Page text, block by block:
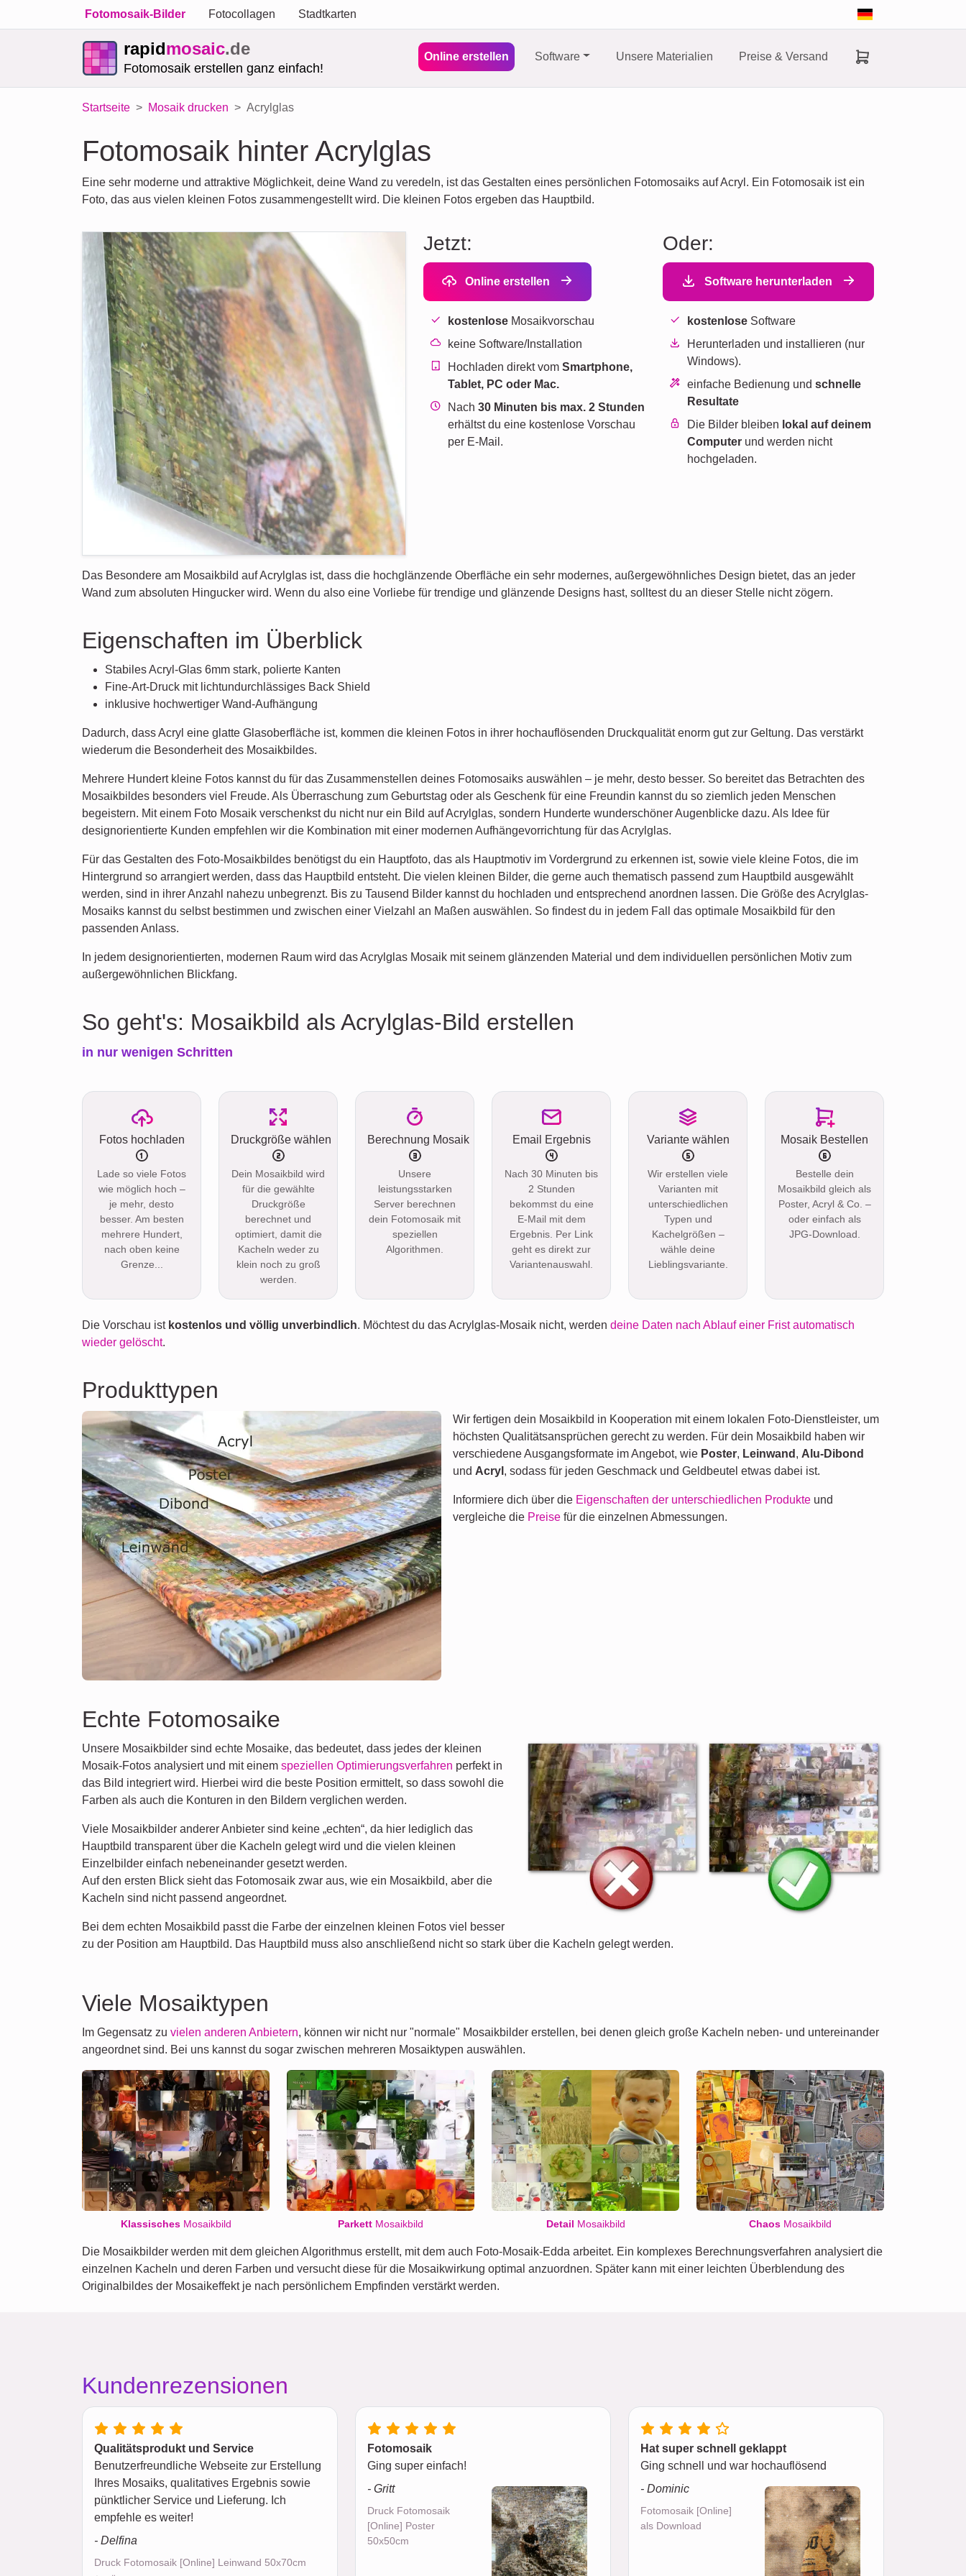
Fotomosaik-Bilder Fotocollagen Stadtkarten
rapidmosaic.de
Fotomosaik erstellen ganz einfach!
Online erstellen Software Unsere Materialien Preise & Versand
Startseite Mosaik drucken Acrylglas
Fotomosaik hinter Acrylglas
Eine sehr moderne und attraktive Möglichkeit, deine Wand zu veredeln, ist das Gestalten eines persönlichen Fotomosaiks auf Acryl. Ein Fotomosaik ist ein
Foto, das aus vielen kleinen Fotos zusammengestellt wird. Die kleinen Fotos ergeben das Hauptbild.
Jetzt:
Online erstellen
kostenlose Mosaikvorschau
keine Software/Installation
Hochladen direkt vomSmartphone,
Tablet, PC oder Mac.
Nach30 Minuten bis max. 2 Stunden
erhältst du eine kostenlose Vorschau
per E-Mail.
Oder:
Software herunterladen
kostenloseSoftware
Herunterladen und installieren (nur
Windows).
einfache Bedienung und schnelle
Resultate
Die Bilder bleiben lokal auf deinem
Computerund werden nicht
hochgeladen.
Das Besondere am Mosaikbild auf Acrylglas ist, dass die hochglänzende Oberfläche ein sehr modernes, außergewöhnliches Design bietet, das an jeder
Wand zum absoluten Hingucker wird. Wenn du also eine Vorliebe für trendige und glänzende Designs hast, solltest du an dieser Stelle nicht zögern.
Eigenschaften im Überblick
Stabiles Acryl-Glas 6mm stark, polierte Kanten
Fine-Art-Druck mit lichtundurchlässiges Back Shield
inklusive hochwertiger Wand-Aufhängung
Dadurch, dass Acryl eine glatte Glasoberfläche ist, kommen die kleinen Fotos in ihrer hochauflösenden Druckqualität enorm gut zur Geltung. Das verstärkt
wiederum die Besonderheit des Mosaikbildes.
Mehrere Hundert kleine Fotos kannst du für das Zusammenstellen deines Fotomosaiks auswählen – je mehr, desto besser. So bereitet das Betrachten des
Mosaikbildes besonders viel Freude. Als Überraschung zum Geburtstag oder als Geschenk für eine Freundin kannst du so ziemlich jeden Menschen
begeistern. Mit einem Foto Mosaik verschenkst du nicht nur ein Bild auf Acrylglas, sondern Hunderte wunderschöner Augenblicke dazu. Als Idee für
designorientierte Kunden empfehlen wir die Kombination mit einer modernen Aufhängevorrichtung für das Acrylglas.
Für das Gestalten des Foto-Mosaikbildes benötigst du ein Hauptfoto, das als Hauptmotiv im Vordergrund zu erkennen ist, sowie viele kleine Fotos, die im
Hintergrund so arrangiert werden, dass das Hauptbild entsteht. Die vielen kleinen Bilder, die gerne auch thematisch passend zum Hauptbild ausgewählt
werden, sind in ihrer Anzahl nahezu unbegrenzt. Bis zu Tausend Bilder kannst du hochladen und entsprechend anordnen lassen. Die Größe des Acrylglas-
Mosaiks kannst du selbst bestimmen und zwischen einer Vielzahl an Maßen auswählen. So findest du in jedem Fall das optimale Mosaikbild für den
passenden Anlass.
In jedem designorientierten, modernen Raum wird das Acrylglas Mosaik mit seinem glänzenden Material und dem individuellen persönlichen Motiv zum
außergewöhnlichen Blickfang.
So geht's: Mosaikbild als Acrylglas-Bild erstellen
in nur wenigen Schritten
Fotos hochladen
Lade so viele Fotos
wie möglich hoch –
je mehr, desto
besser. Am besten
mehrere Hundert,
nach oben keine
Grenze...
Druckgröße wählen
Dein Mosaikbild wird
für die gewählte
Druckgröße
berechnet und
optimiert, damit die
Kacheln weder zu
klein noch zu groß
werden.
Berechnung Mosaik
Unsere
leistungsstarken
Server berechnen
dein Fotomosaik mit
speziellen
Algorithmen.
Email Ergebnis
Nach 30 Minuten bis
2 Stunden
bekommst du eine
E-Mail mit dem
Ergebnis. Per Link
geht es direkt zur
Variantenauswahl.
Variante wählen
Wir erstellen viele
Varianten mit
unterschiedlichen
Typen und
Kachelgrößen –
wähle deine
Lieblingsvariante.
Mosaik Bestellen
Bestelle dein
Mosaikbild gleich als
Poster, Acryl & Co. –
oder einfach als
JPG-Download.
Die Vorschau ist kostenlos und völlig unverbindlich. Möchtest du das Acrylglas-Mosaik nicht, werden deine Daten nach Ablauf einer Frist automatisch
wieder gelöscht.
Produkttypen
Wir fertigen dein Mosaikbild in Kooperation mit einem lokalen Foto-Dienstleister, um
höchsten Qualitätsansprüchen gerecht zu werden. Für dein Mosaikbild haben wir
verschiedene Ausgangsformate im Angebot, wie Poster, Leinwand , Alu-Dibond
und Acryl , sodass für jeden Geschmack und Geldbeutel etwas dabei ist.
Informiere dich über die Eigenschaften der unterschiedlichen Produkte und
vergleiche die Preise für die einzelnen Abmessungen.
Echte Fotomosaike
Unsere Mosaikbilder sind echte Mosaike, das bedeutet, dass jedes der kleinen
Mosaik-Fotos analysiert und mit einem speziellen Optimierungsverfahren perfekt in
das Bild integriert wird. Hierbei wird die beste Position ermittelt, so dass sowohl die
Farben als auch die Konturen in den Bildern verglichen werden.
Viele Mosaikbilder anderer Anbieter sind keine „echten“, da hier lediglich das
Hauptbild transparent über die Kacheln gelegt wird und die vielen kleinen
Einzelbilder einfach nebeneinander gesetzt werden.
Auf den ersten Blick sieht das Fotomosaik zwar aus, wie ein Mosaikbild, aber die
Kacheln sind nicht passend angeordnet.
Bei dem echten Mosaikbild passt die Farbe der einzelnen kleinen Fotos viel besser
zu der Position am Hauptbild. Das Hauptbild muss also anschließend nicht so stark über die Kacheln gelegt werden.
Viele Mosaiktypen
Im Gegensatz zu vielen anderen Anbietern, können wir nicht nur "normale" Mosaikbilder erstellen, bei denen gleich große Kacheln neben- und untereinander
angeordnet sind. Bei uns kannst du sogar zwischen mehreren Mosaiktypen auswählen.
KlassischesMosaikbild Parkett Mosaikbild Detail Mosaikbild Chaos Mosaikbild
Die Mosaikbilder werden mit dem gleichen Algorithmus erstellt, mit dem auch Foto-Mosaik-Edda arbeitet. Ein komplexes Berechnungsverfahren analysiert die
einzelnen Kacheln und deren Farben und versucht diese für die Mosaikwirkung optimal anzuordnen. Später kann mit einer leichten Überblendung des
Originalbildes der Mosaikeffekt je nach persönlichem Empfinden verstärkt werden.
Kundenrezensionen
Qualitätsprodukt und Service
Benutzerfreundliche Webseite zur Erstellung
Ihres Mosaiks, qualitatives Ergebnis sowie
pünktlicher Service und Lieferung. Ich
empfehle es weiter!
- Delfina
Druck Fotomosaik [Online] Leinwand 50x70cm
Fotomosaik
Ging super einfach!
- Gritt
Druck Fotomosaik
[Online] Poster
50x50cm
Hat super schnell geklappt
Ging schnell und war hochauflösend
- Dominic
Fotomosaik [Online]
als Download